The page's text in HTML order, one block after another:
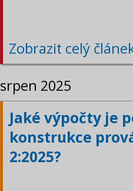
Zobrazit celý
srpen 2025
Jaké výpočty je
konstrukce
2:2025?